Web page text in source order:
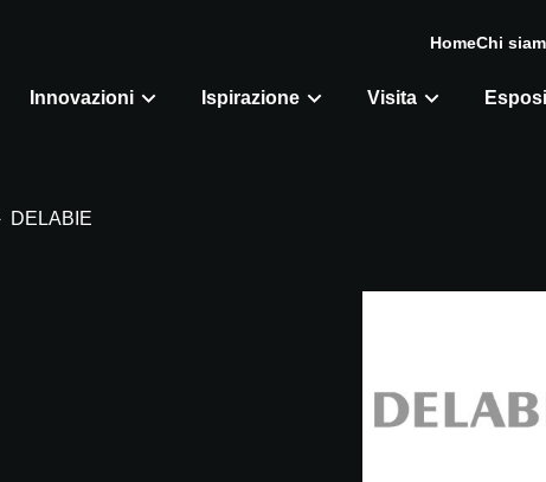
Innovazioni Ispirazione Visita
HomeChi
DELABIE